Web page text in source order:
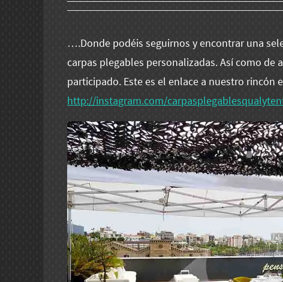
….Donde podéis seguirnos y encontrar una
carpas plegables personalizadas. Así como de
participado. Este es el enlace a nuestro rincón
http://instagram.com/